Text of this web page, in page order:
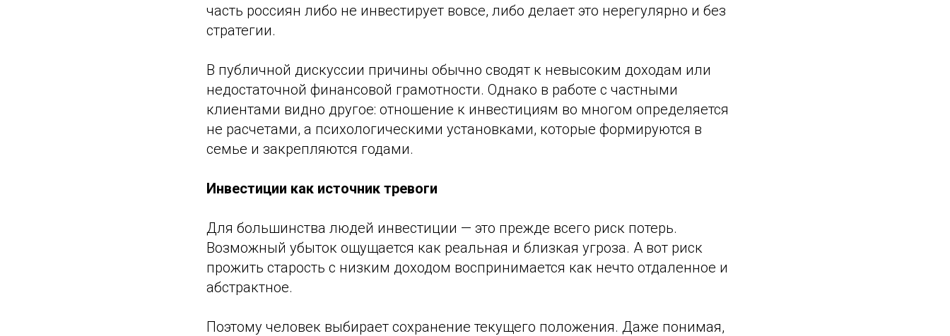
часть россиян либо не инвестирует вовсе, либо делает это нерегулярно и без
стратегии.
В публичной дискуссии причины обычно сводят к невысоким доходам или
недостаточной финансовой грамотности. Однако в работе с частными
клиентами видно другое: отношение к инвестициям во многом определяется
не расчетами, а психологическими установками, которые формируются в
семье и закрепляются годами.
Инвестиции как источник тревоги
Для большинства людей инвестиции — это прежде всего риск потерь.
Возможный убыток ощущается как реальная и близкая угроза. А вот риск
прожить старость с низким доходом воспринимается как нечто отдаленное и
абстрактное.
Поэтому человек выбирает сохранение текущего положения. Даже понимая,